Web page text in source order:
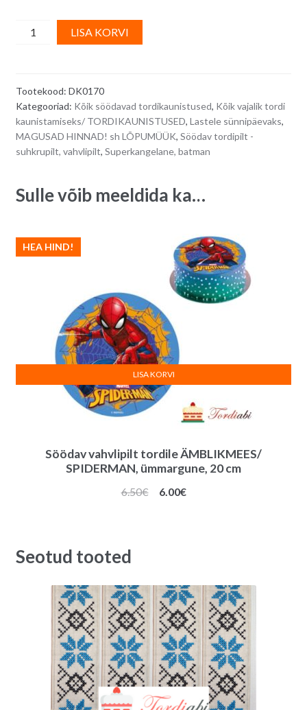
Söödav
vahvlipilt
POWER/
Ninja
kilpkonnad,
20
LISA KORVI
n
a
t
e
Tootekood: DK0170
Kategooriad: Kõik söödavad tordikaunistused, Kõik vajalik tordi
kaunistamiseks/ TORDIKAUNISTUSED, Lastele sünnipäevaks,
MAGUSAD HINNAD! sh LÕPUMÜÜK, Söödav tordipilt -
suhkrupilt, vahvlipilt, Superkangelane, batman
Sulle võib meeldida ka…
Söödav vahvlipilt tordile ÄMBLIKMEES/
SPIDERMAN, ümmargune, 20 cm
HEA HIND!
6.50€
Algne
6.00€Praegune
LISA KORVI
Seotud tooted